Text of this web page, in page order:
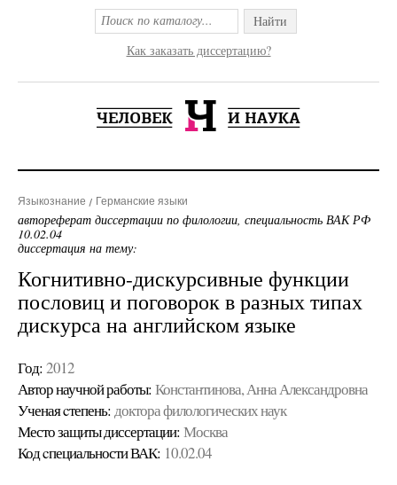
Найти
Как заказать диссертацию?
Языкознание Германские языки
автореферат диссертации по филологии, специальность ВАК РФ
10.02.04
диссертация на тему:
Когнитивно-дискурсивные функции
пословиц и поговорок в разных типах
дискурса на английском языке
Год: 2012
Автор научной работы: Константинова, Анна Александровна
Ученая cтепень: доктора филологических наук
Место защиты диссертации: Москва
Код cпециальности ВАК: 10.02.04